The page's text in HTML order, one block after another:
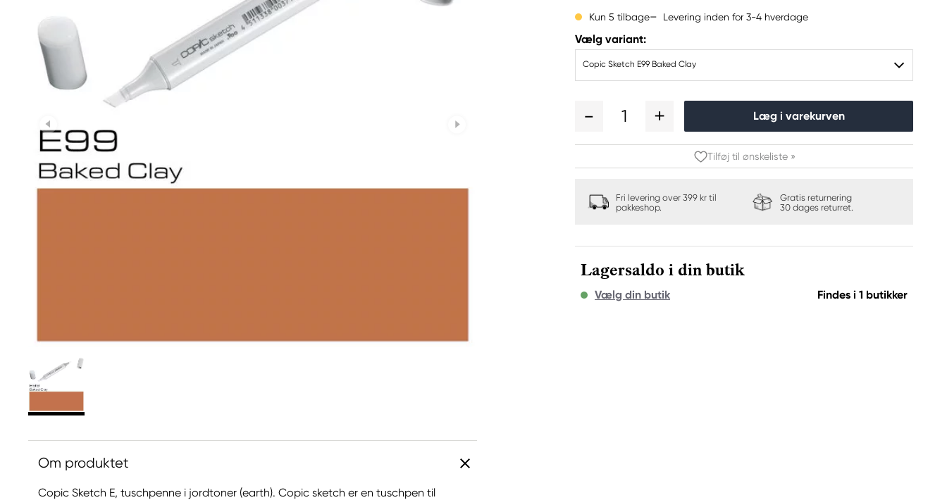
Kun 5 tilbage Levering inden for 3-4 hverdage
Vælg variant:
Copic Sketch E99 Baked Clay
1 Læg i varekurven
Tilføj til ønskeliste »
Fri levering over 399 kr til
pakkeshop.
Gratis returnering
30 dages returret.
Lagersaldo i din butik
Vælg din butik Findes i 1 butikker
Om produktet
Copic Sketch E, tuschpenne i jordtoner (earth). Copic sketch er en tuschpen til